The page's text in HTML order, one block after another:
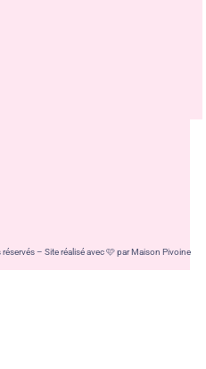
– Site réalisé avec 🩷 par Maison Pivoine